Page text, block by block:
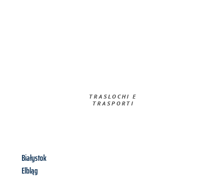
TRASLOCHI E
TRASPORTI​
Białystok
Elbląg